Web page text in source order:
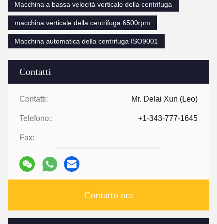
Contatti
Contatti: Mr. Delai Xun (Leo)
Telefono:: +1-343-777-1645
Fax:
Contatto ora
Macchina a bassa velocità verticale della centrifuga
macchina verticale della centrifuga 6500rpm
Macchina automatica della centrifuga ISO9001